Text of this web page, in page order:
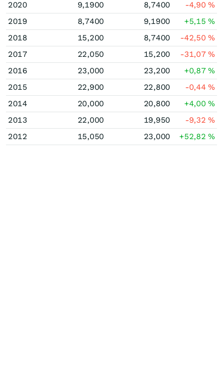
2020
9,1900 8,7400 -4,90%
2019
8,7400 9,1900 +5,15%
2018
15,200 8,7400 -42,50%
2017
22,050 15,200 -31,07%
2016
23,000 23,200 +0,87%
2015
22,900 22,800 -0,44%
2014
20,000 20,800 +4,00%
2013
22,000 19,950 -9,32%
2012
15,050 23,000 +52,82%